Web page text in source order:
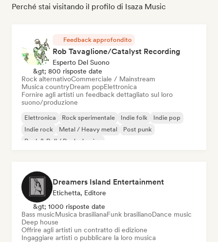
Perché stai visitando il profilo di Isaza Music
Feedback approfondito
Rob Tavaglione/Catalyst Recording
Esperto Del Suono
&gt; 800 risposte date
Rock alternativoCommerciale / Mainstream
Musica countryDream popElettronica
Fornire agli artisti un feedback dettagliato sul loro
suono/produzione
Elettronica Rock sperimentale Indie folk
Indie pop
Indie rock
Metal / Heavy metal
Post punk
Rock & Roll / Rock classico
Dreamers Island Entertainment
Etichetta, Editore
&gt; 1000 risposte date
Bass musicMusica brasilianaFunk brasilianoDance music
Deep house
Offrire agli artisti un contratto di edizione
Ingaggiare artisti o pubblicare la loro musica